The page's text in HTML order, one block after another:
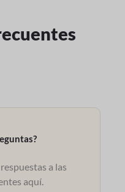
a las
aquí.